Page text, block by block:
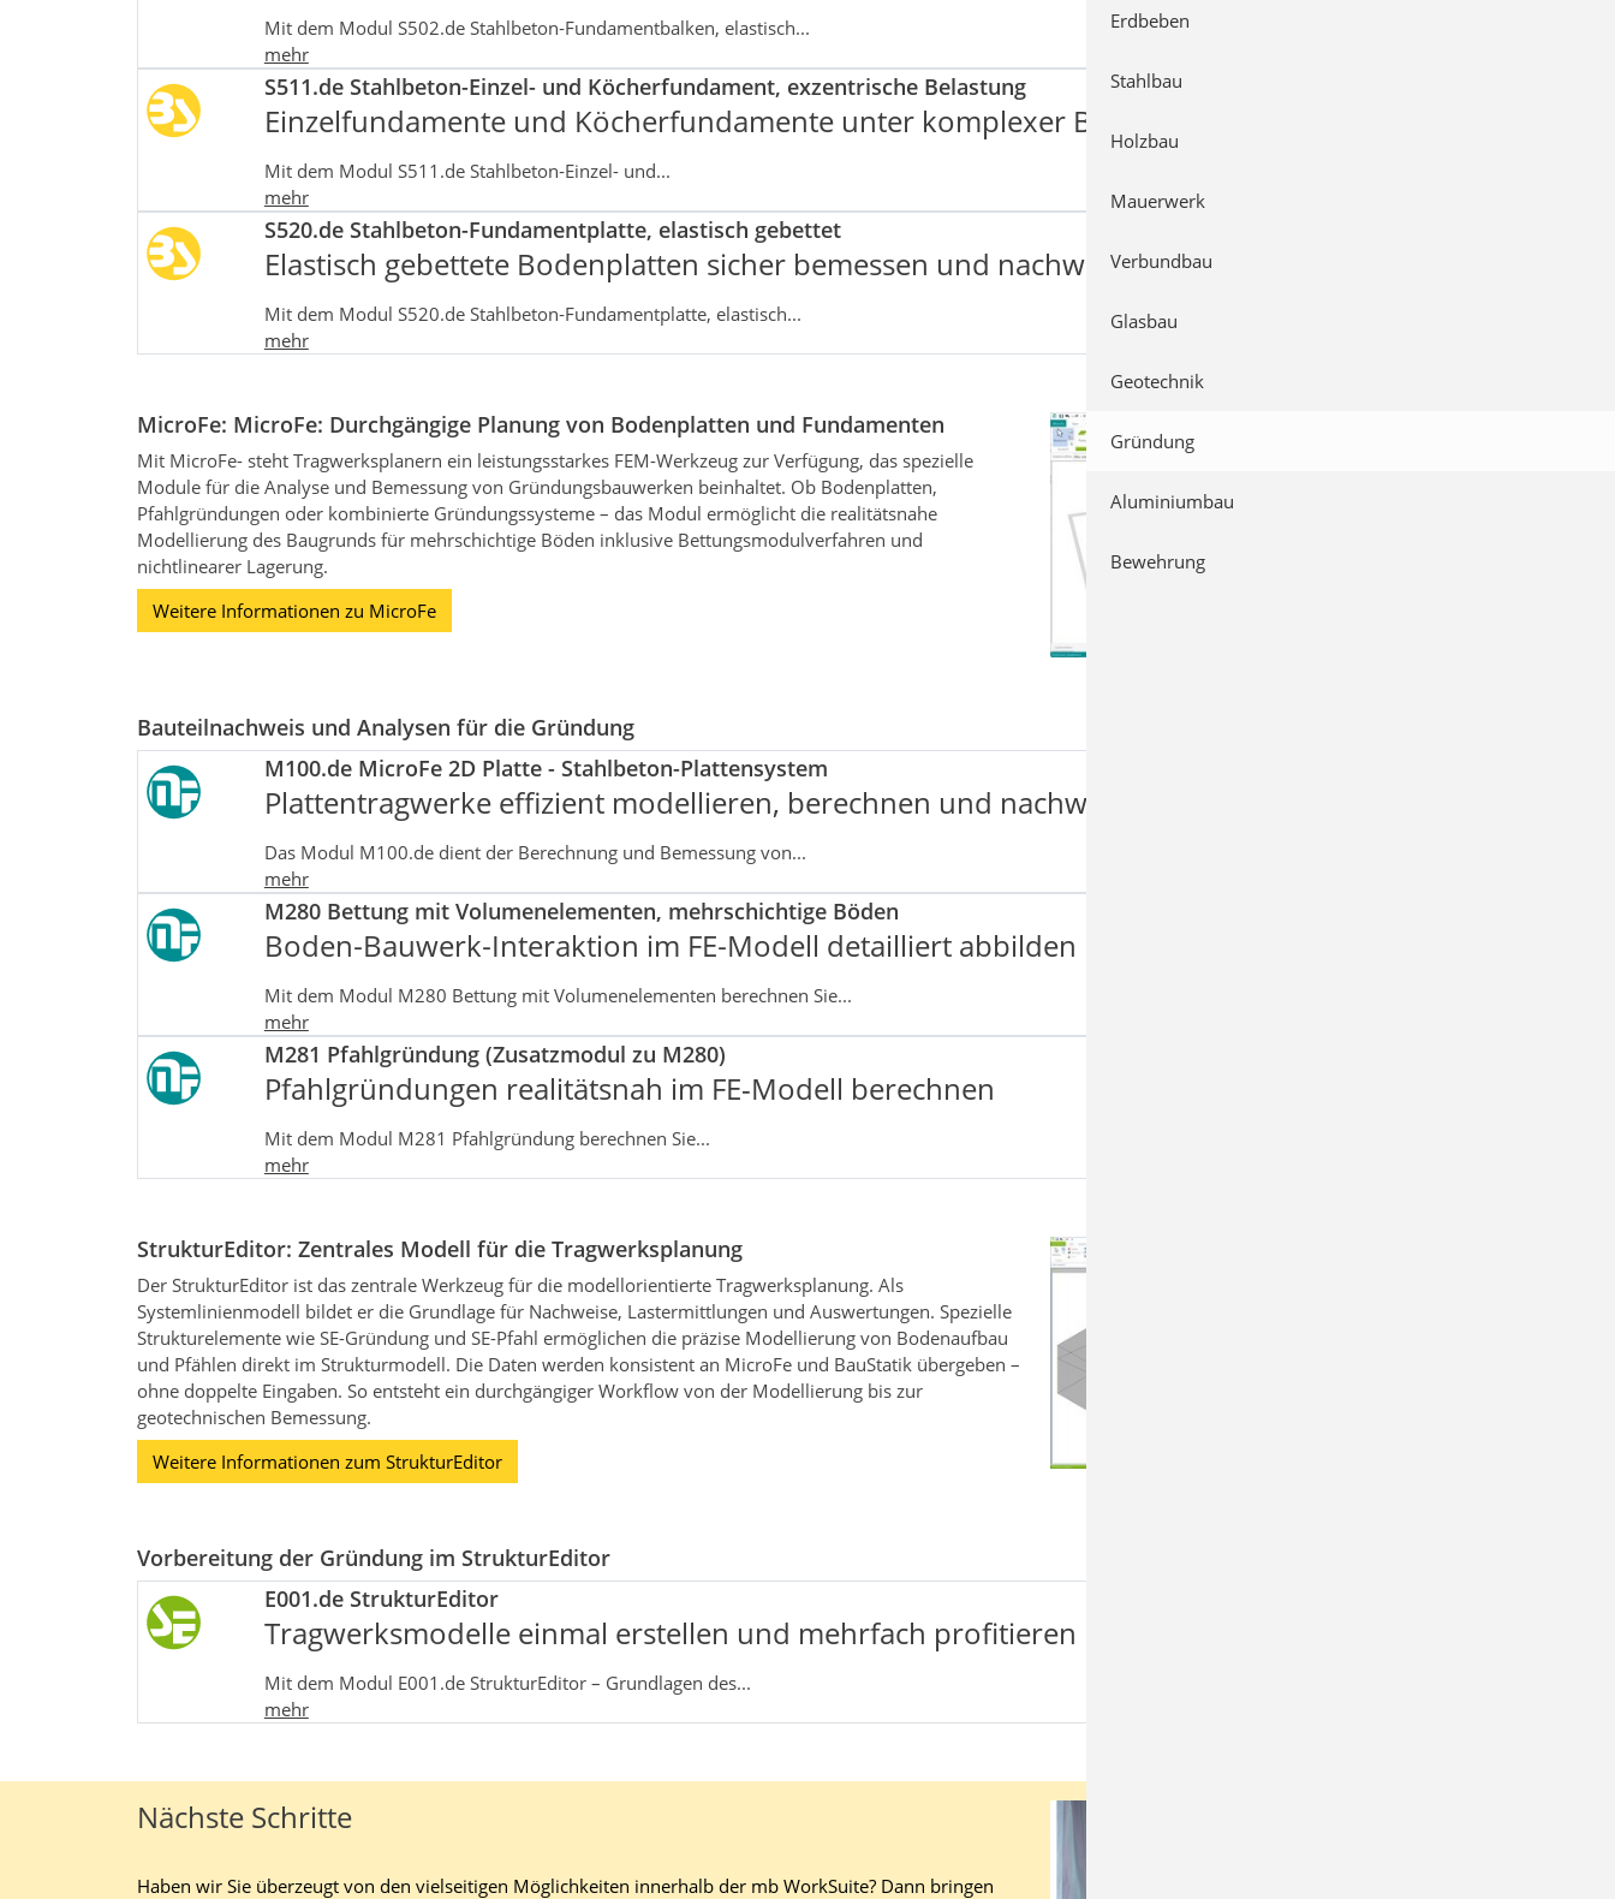
Mit dem Modul S502.de Stahlbeton‑Fundamentbalken, elastisch...
mehr
S511.de Stahlbeton-Einzel- und Köcherfundament, exzentrische Belastung
Einzelfundamente und Köcherfundamente unter komplexer Belastung bemessen
Mit dem Modul S511.de Stahlbeton‑Einzel- und...
mehr
S520.de Stahlbeton-Fundamentplatte, elastisch gebettet
Elastisch gebettete Bodenplatten sicher bemessen und nachweisen
Mit dem Modul S520.de Stahlbeton‑Fundamentplatte, elastisch...
mehr
MicroFe: MicroFe: Durchgängige Planung von Bodenplatten und Fundamenten
Mit MicroFe- steht Tragwerksplanern ein leistungsstarkes FEM-Werkzeug zur Verfügung, das spezielle
Module für die Analyse und Bemessung von Gründungsbauwerken beinhaltet. Ob Bodenplatten,
Pfahlgründungen oder kombinierte Gründungssysteme – das Modul ermöglicht die realitätsnahe
Modellierung des Baugrunds für mehrschichtige Böden inklusive Bettungsmodulverfahren und
nichtlinearer Lagerung.
Weitere Informationen zu MicroFe
Bauteilnachweis und Analysen für die Gründung
M100.de MicroFe 2D Platte - Stahlbeton-Plattensystem
Plattentragwerke effizient modellieren, berechnen und nachweisen
Das Modul M100.de dient der Berechnung und Bemessung von...
mehr
M280 Bettung mit Volumenelementen, mehrschichtige Böden
Boden‑Bauwerk‑Interaktion im FE‑Modell detailliert abbilden
Mit dem Modul M280 Bettung mit Volumenelementen berechnen Sie...
mehr
M281 Pfahlgründung (Zusatzmodul zu M280)
Pfahlgründungen realitätsnah im FE-Modell berechnen
Mit dem Modul M281 Pfahlgründung berechnen Sie...
mehr
StrukturEditor: Zentrales Modell für die Tragwerksplanung
Der StrukturEditor ist das zentrale Werkzeug für die modellorientierte Tragwerksplanung. Als
Systemlinienmodell bildet er die Grundlage für Nachweise, Lastermittlungen und Auswertungen. Spezielle
Strukturelemente wie SE-Gründung und SE-Pfahl ermöglichen die präzise Modellierung von Bodenaufbau
und Pfählen direkt im Strukturmodell. Die Daten werden konsistent an MicroFe und BauStatik übergeben –
ohne doppelte Eingaben. So entsteht ein durchgängiger Workflow von der Modellierung bis zur
geotechnischen Bemessung.
Weitere Informationen zum StrukturEditor
Vorbereitung der Gründung im StrukturEditor
E001.de StrukturEditor
Tragwerksmodelle einmal erstellen und mehrfach profitieren
Mit dem Modul E001.de StrukturEditor – Grundlagen des...
mehr
Nächste Schritte
Haben wir Sie überzeugt von den vielseitigen Möglichkeiten innerhalb der mb WorkSuite? Dann bringen
Erdbeben
Stahlbau
Holzbau
Mauerwerk
Verbundbau
Glasbau
Geotechnik
Gründung
Aluminiumbau
Bewehrung